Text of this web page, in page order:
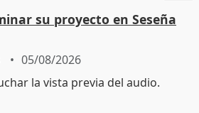
su proyecto en Seseña
05/08/2026